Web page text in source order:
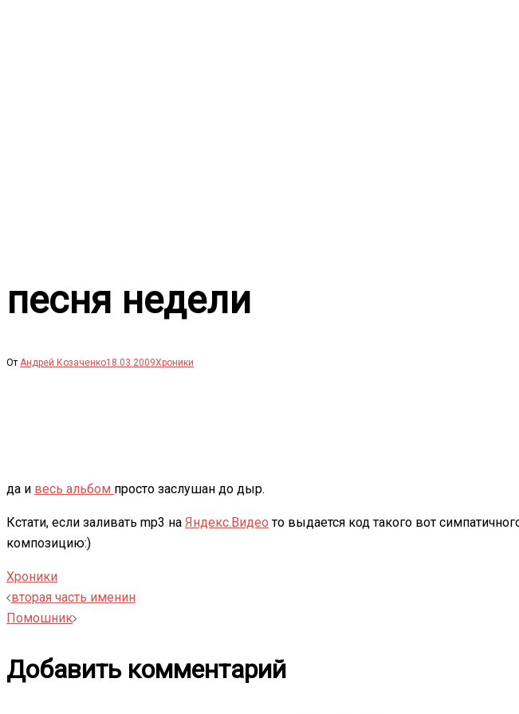
песня недели
От Андрей Козаченко18.03.2009Хроники
да и весь альбом просто заслушан до дыр.
Кстати, если заливать mp3 на Яндекс.Видео то выдается код такого вот
композицию:)
Хроники
Навигация
вторая часть именин
Помошник
Добавить комментарий